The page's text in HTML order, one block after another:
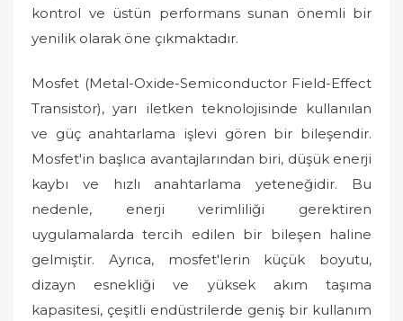
kontrol ve üstün performans sunan önemli bir
yenilik olarak öne çıkmaktadır.
Mosfet (Metal-Oxide-Semiconductor Field-Effect
Transistor), yarı iletken teknolojisinde kullanılan
ve güç anahtarlama işlevi gören bir bileşendir.
Mosfet'in başlıca avantajlarından biri, düşük enerji
kaybı ve hızlı anahtarlama yeteneğidir. Bu
nedenle, enerji verimliliği gerektiren
uygulamalarda tercih edilen bir bileşen haline
gelmiştir. Ayrıca, mosfet'lerin küçük boyutu,
dizayn esnekliği ve yüksek akım taşıma
kapasitesi, çeşitli endüstrilerde geniş bir kullanım